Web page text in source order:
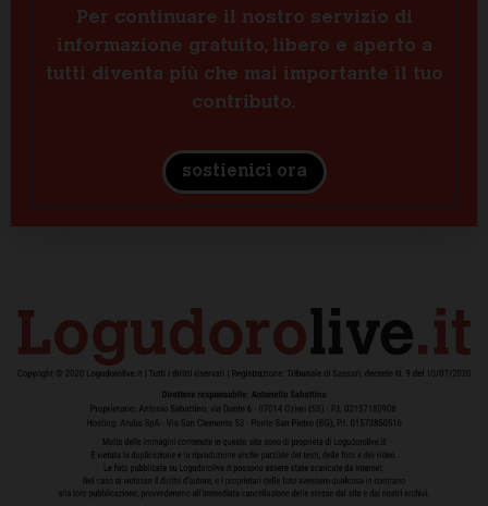
Per continuare il nostro servizio di
informazione gratuito, libero e aperto a
tutti diventa più che mai importante il tuo
contributo.
sostienici ora